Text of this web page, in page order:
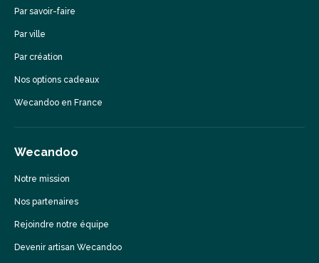
Par savoir-faire
Par ville
Par création
Nos options cadeaux
Wecandoo en France
Wecandoo
Notre mission
Nos partenaires
Rejoindre notre équipe
Devenir artisan Wecandoo